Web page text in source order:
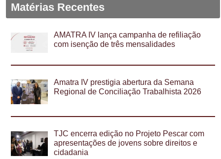
Matérias Recentes
AMATRA IV lança campanha de refiliação
com isenção de três mensalidades
Amatra IV prestigia abertura da Semana
Regional de Conciliação Trabalhista 2026
TJC encerra edição no Projeto Pescar com
apresentações de jovens sobre direitos e
cidadania